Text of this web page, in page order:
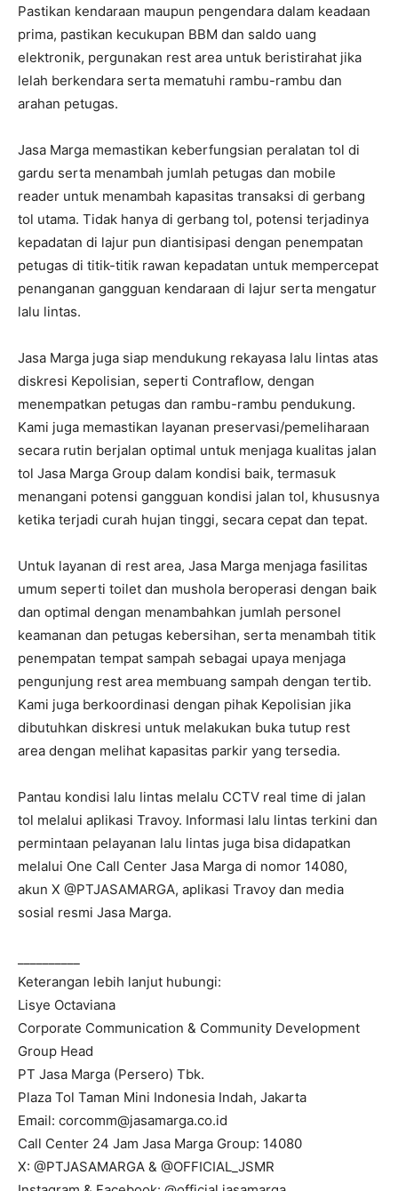
Pastikan kendaraan maupun pengendara dalam keadaan
prima, pastikan kecukupan BBM dan saldo uang
elektronik, pergunakan rest area untuk beristirahat jika
lelah berkendara serta mematuhi rambu-rambu dan
arahan petugas.
Jasa Marga memastikan keberfungsian peralatan tol di
gardu serta menambah jumlah petugas dan mobile
reader untuk menambah kapasitas transaksi di gerbang
tol utama. Tidak hanya di gerbang tol, potensi terjadinya
kepadatan di lajur pun diantisipasi dengan penempatan
petugas di titik-titik rawan kepadatan untuk mempercepat
penanganan gangguan kendaraan di lajur serta mengatur
lalu lintas.
Jasa Marga juga siap mendukung rekayasa lalu lintas atas
diskresi Kepolisian, seperti Contraflow, dengan
menempatkan petugas dan rambu-rambu pendukung.
Kami juga memastikan layanan preservasi/pemeliharaan
secara rutin berjalan optimal untuk menjaga kualitas jalan
tol Jasa Marga Group dalam kondisi baik, termasuk
menangani potensi gangguan kondisi jalan tol, khususnya
ketika terjadi curah hujan tinggi, secara cepat dan tepat.
Untuk layanan di rest area, Jasa Marga menjaga fasilitas
umum seperti toilet dan mushola beroperasi dengan baik
dan optimal dengan menambahkan jumlah personel
keamanan dan petugas kebersihan, serta menambah titik
penempatan tempat sampah sebagai upaya menjaga
pengunjung rest area membuang sampah dengan tertib.
Kami juga berkoordinasi dengan pihak Kepolisian jika
dibutuhkan diskresi untuk melakukan buka tutup rest
area dengan melihat kapasitas parkir yang tersedia.
Pantau kondisi lalu lintas melalu CCTV real time di jalan
tol melalui aplikasi Travoy. Informasi lalu lintas terkini dan
permintaan pelayanan lalu lintas juga bisa didapatkan
melalui One Call Center Jasa Marga di nomor 14080,
akun X @PTJASAMARGA, aplikasi Travoy dan media
sosial resmi Jasa Marga.
Keterangan lebih lanjut hubungi:
Lisye Octaviana
Corporate Communication & Community Development
Group Head
PT Jasa Marga (Persero) Tbk.
Plaza Tol Taman Mini Indonesia Indah, Jakarta
Email: corcomm@jasamarga.co.id
Call Center 24 Jam Jasa Marga Group: 14080
X: @PTJASAMARGA & @OFFICIAL_JSMR